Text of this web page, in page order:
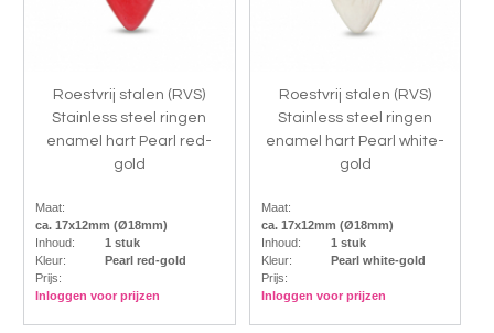
Roestvrij stalen (RVS)
Stainless steel ringen
enamel hart Pearl red-
gold
Maat:
ca. 17x12mm (Ø18mm)
Inhoud:
1 stuk
Kleur:
Pearl red-gold
Prijs:
Inloggen voor prijzen
Roestvrij stalen (RVS)
Stainless steel ringen
enamel hart Pearl white-
gold
Maat:
ca. 17x12mm (Ø18mm)
Inhoud:
1 stuk
Kleur:
Pearl white-gold
Prijs:
Inloggen voor prijzen